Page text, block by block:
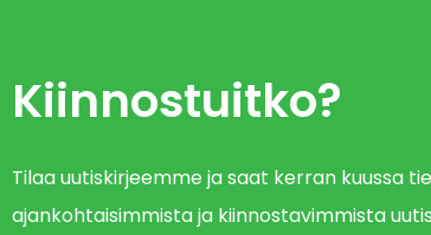
Kiinnostuitko?
Tilaa uutiskirjeemme ja saat kerran kuussa
ajankohtaisimmista ja kiinnostavimmista